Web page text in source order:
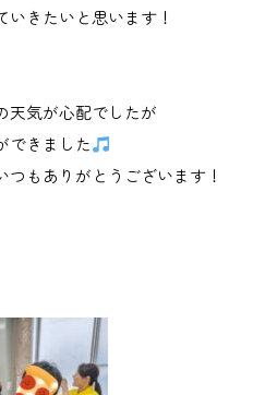
きたいと思います！
天気が心配でしたが
できました
もありがとうございます！